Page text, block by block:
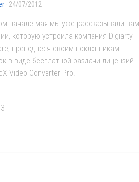
· 24/07/2012
начале мая мы уже рассказывали вам
которую устроила компания Digiarty
преподнеся своим поклонникам
в виде бесплатной раздачи лицензий
Video Converter Pro.